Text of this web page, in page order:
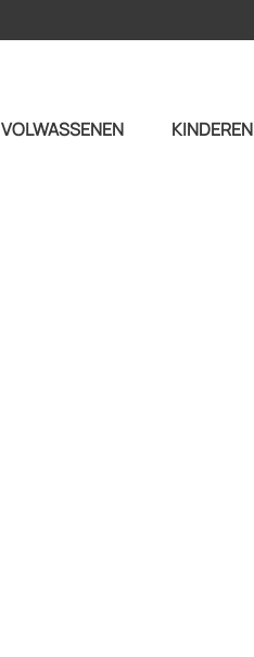
VOLWASSENEN KINDEREN